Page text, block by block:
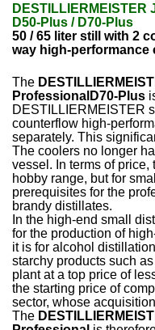
DESTILLIERMEISTER
D50-Plus / D70-Plus
50 / 65 liter still with 2
way high-performance
The
ProfessionalD70-Plus
DESTILLIERMEISTER
counterflow high-
separately. This
The coolers no longer
vessel. In terms of
hobby range, but for
prerequisites for the
brandy distillates.
In the high-end small
for the production of
it is for alcohol
starchy products such
plant at a top price of
the starting price of
sector, whose
The